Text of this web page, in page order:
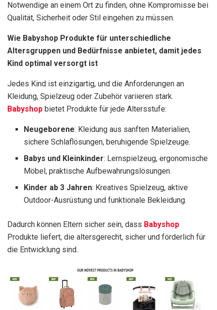
Notwendige an einem Ort zu finden, ohne Kompromisse bei
Qualität, Sicherheit oder Stil eingehen zu müssen.
Wie Babyshop Produkte für unterschiedliche
Altersgruppen und Bedürfnisse anbietet, damit jedes
Kind optimal versorgt ist
Jedes Kind ist einzigartig, und die Anforderungen an
Kleidung, Spielzeug oder Zubehör variieren stark.
Babyshop bietet Produkte für jede Altersstufe:
Neugeborene: Kleidung aus sanften Materialien,
sichere Schlaflösungen, beruhigende Spielzeuge.
Babys und Kleinkinder: Lernspielzeug, ergonomische
Möbel, praktische Aufbewahrungslösungen.
Kinder ab 3 Jahren: Kreatives Spielzeug, aktive
Outdoor-Ausrüstung und funktionale Bekleidung.
Dadurch können Eltern sicher sein, dass Babyshop
Produkte liefert, die altersgerecht, sicher und förderlich für
die Entwicklung sind.